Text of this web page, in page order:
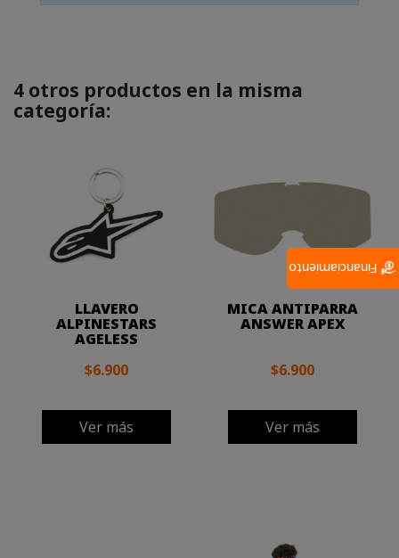
4 otros productos en la misma
categoría:
LLAVERO
ALPINESTARS
AGELESS
$6.900
Ver más
MICA ANTIPARRA
ANSWER APEX
$6.900
Ver más
Financiamiento